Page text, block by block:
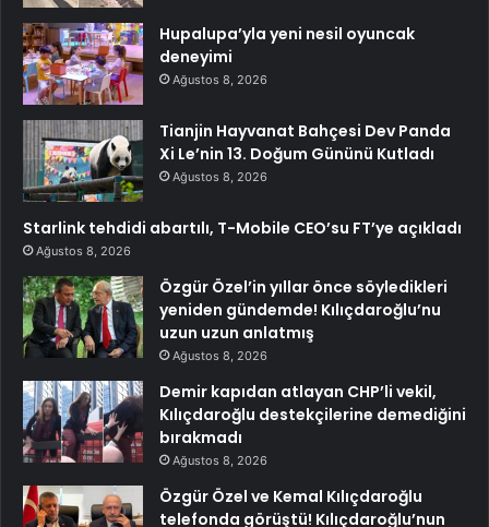
Hupalupa’yla yeni nesil oyuncak
deneyimi
Ağustos 8, 2026
Tianjin Hayvanat Bahçesi Dev Panda
Xi Le’nin 13. Doğum Gününü Kutladı
Ağustos 8, 2026
Starlink tehdidi abartılı, T-Mobile CEO’su FT’ye açıkladı
Ağustos 8, 2026
Özgür Özel’in yıllar önce söyledikleri
yeniden gündemde! Kılıçdaroğlu’nu
uzun uzun anlatmış
Ağustos 8, 2026
Demir kapıdan atlayan CHP’li vekil,
Kılıçdaroğlu destekçilerine demediğini
bırakmadı
Ağustos 8, 2026
Özgür Özel ve Kemal Kılıçdaroğlu
telefonda görüştü! Kılıçdaroğlu’nun